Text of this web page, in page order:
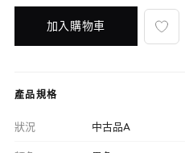
加入購物車
產品規格
狀況 中古品A